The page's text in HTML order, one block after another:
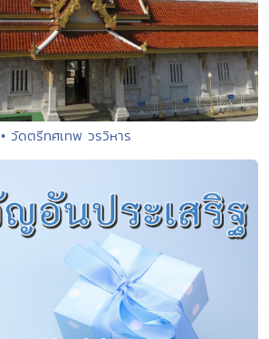
• วัดตรีทศเทพ วรวิหาร